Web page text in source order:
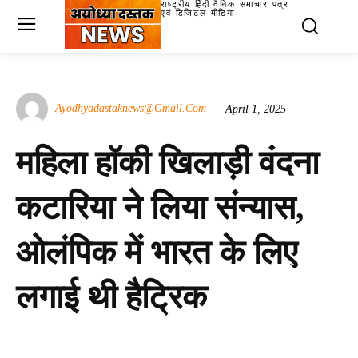
राष्ट्रीय हिंदी दैनिक समाचार पत्र
एवं डिजिटल मीडिया
Ayodhyadastaknews@gmail.com April 1, 2025
महिला हॉकी खिलाड़ी वंदना
कटारिया ने लिया संन्यास,
ओलंपिक में भारत के लिए
लगाई थी हैट्रिक